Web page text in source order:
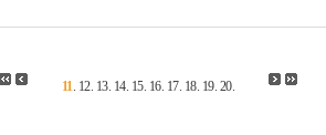
11. 12. 13. 14. 15. 16. 17. 18. 19. 20.